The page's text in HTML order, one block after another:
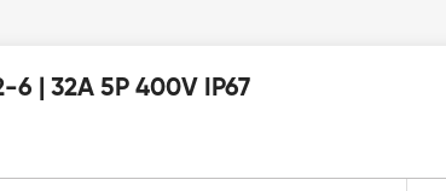
| 32A 5P 400V IP67